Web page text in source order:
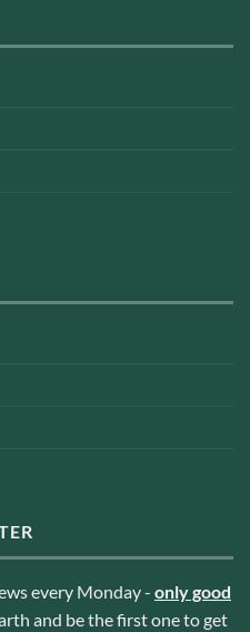
every Monday - only good
and be the first one to get